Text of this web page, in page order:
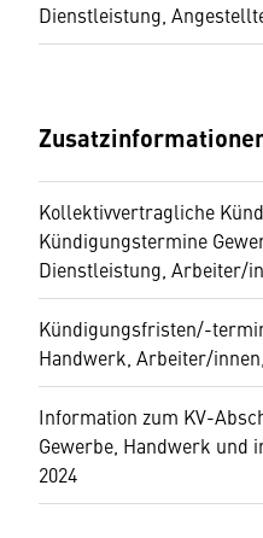
Dienstleistung,
Kollektivvertragliche
Kündigungstermine
Dienstleistung, Arbeiter/
Kündigungsfristen/-
Handwerk, Arbeiter/
Information zum KV-
Gewerbe, Handwerk und
2024